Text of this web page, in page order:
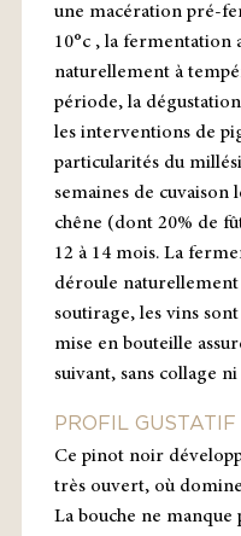
une macération pré-
10°c , la fermentation
naturellement à
période, la
les interventions de
particularités du
semaines de cuvaison
chêne (dont 20% de
12 à 14 mois. La
déroule
soutirage, les vins sont
mise en bouteille
suivant, sans collage
PROFIL GUSTATIF
Ce pinot noir
très ouvert, où
La bouche ne manque